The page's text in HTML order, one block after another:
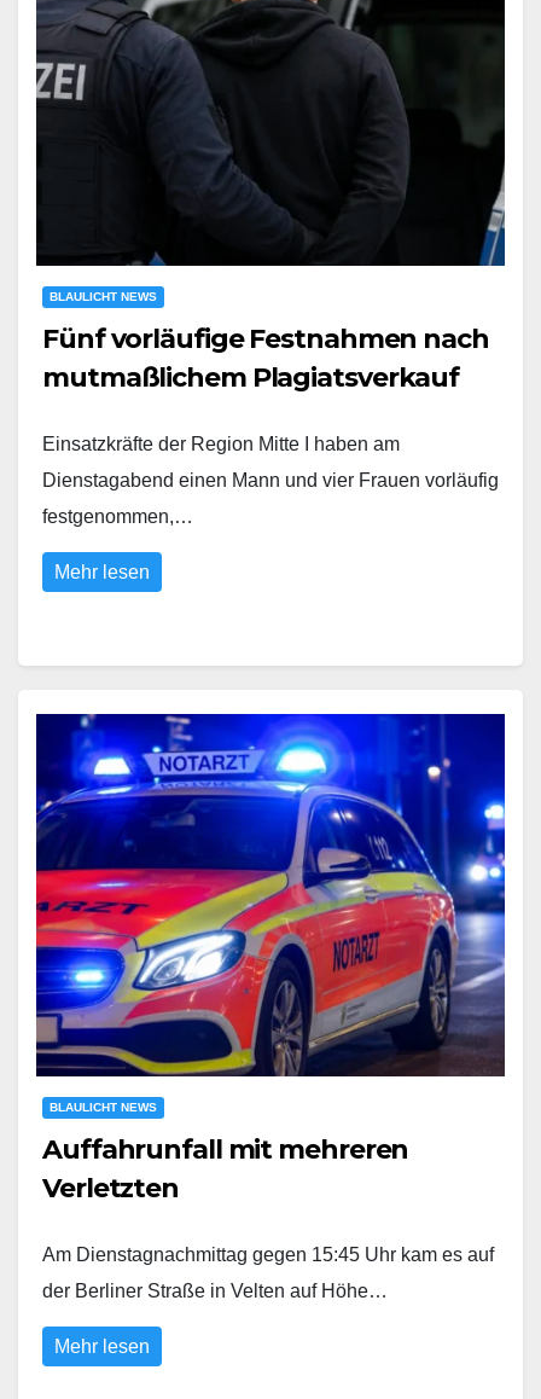
BLAULICHT NEWS
Fünf vorläufige Festnahmen nach
mutmaßlichem Plagiatsverkauf
Einsatzkräfte der Region Mitte I haben am
Dienstagabend einen Mann und vier Frauen vorläufig
festgenommen,…
Mehr lesen
BLAULICHT NEWS
Auffahrunfall mit mehreren
Verletzten
Am Dienstagnachmittag gegen 15:45 Uhr kam es auf
der Berliner Straße in Velten auf Höhe…
Mehr lesen